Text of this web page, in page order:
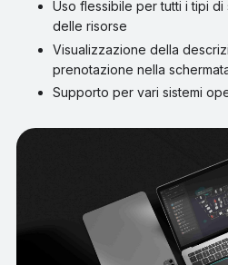
Uso flessibile per tutti i tipi
delle risorse
Visualizzazione della
prenotazione nella
Supporto per vari sistemi